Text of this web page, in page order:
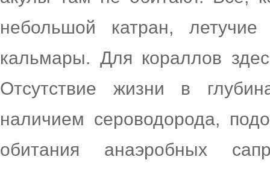
небольшой катран,
кальмары. Для кораллов
Отсутствие жизни в
наличием сероводорода,
обитания анаэробных